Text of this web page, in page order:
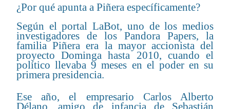
¿Por qué apunta a Piñera específicamente?
Según el portal LaBot, uno de los medios
investigadores de los Pandora Papers, la
familia Piñera era la mayor accionista del
proyecto Dominga hasta 2010, cuando el
político llevaba 9 meses en el poder en su
primera presidencia.
Ese año, el empresario Carlos Alberto
Délano, amigo de infancia de Sebastián